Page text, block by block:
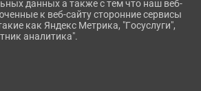
данных а также с тем что наш веб-
к веб-сайту сторонние сервисы
как Яндекс Метрика, "Госуслуги",
аналитика".